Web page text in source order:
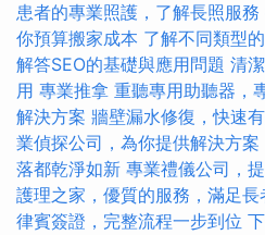
患者的專業照護，了解長照服務
你預算搬家成本 了解不同類型
解答SEO的基礎與應用問題 清
用 專業推拿 重聽專用助聽器，
解決方案 牆壁漏水修復，快速
業偵探公司，為你提供解決方案
落都乾淨如新 專業禮儀公司，
護理之家，優質的服務，滿足
律賓簽證，完整流程一步到位